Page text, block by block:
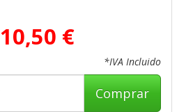
10,50 €
*IVA Incluido
Comprar